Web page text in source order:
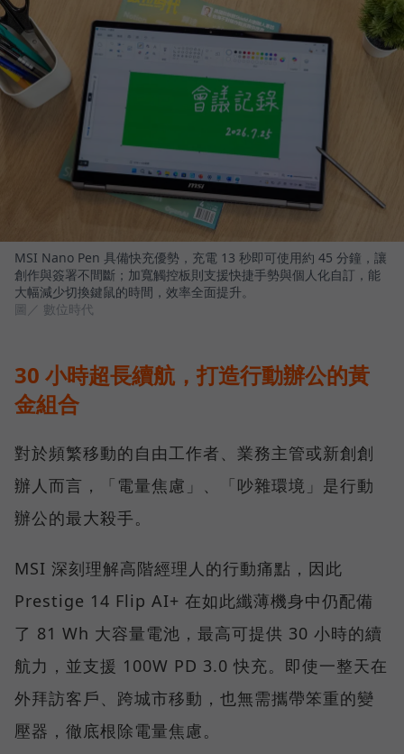
MSI Nano Pen 具備快充優勢，充電 13 秒即可使用約 45 分鐘，讓
創作與簽署不間斷；加寬觸控板則支援快捷手勢與個人化自訂，能
大幅減少切換鍵鼠的時間，效率全面提升。
圖／ 數位時代
30 小時超長續航，打造行動辦公的黃
金組合
對於頻繁移動的自由工作者、業務主管或新創創
辦人而言，「電量焦慮」、「吵雜環境」是行動
辦公的最大殺手。
MSI 深刻理解高階經理人的行動痛點，因此
Prestige 14 Flip AI+ 在如此纖薄機身中仍配備
了 81 Wh 大容量電池，最高可提供 30 小時的續
航力，並支援 100W PD 3.0 快充。即使一整天在
外拜訪客戶、跨城市移動，也無需攜帶笨重的變
壓器，徹底根除電量焦慮。